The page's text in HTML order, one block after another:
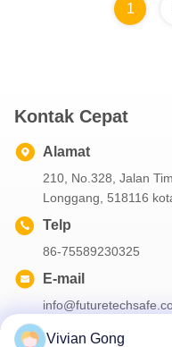
1
Kontak Cepat
Alamat
210, No.328, Jalan
Longgang, 518116
Telp
86-75589230325
E-mail
Vivian Gong